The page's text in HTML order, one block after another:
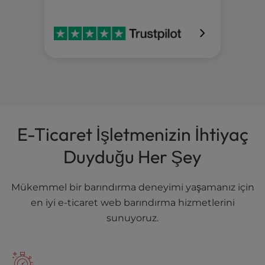
E-Ticaret İşletmenizin İhtiyaç
Duyduğu Her Şey
Mükemmel bir barındırma deneyimi yaşamanız için
en iyi e-ticaret web barındırma hizmetlerini
sunuyoruz.